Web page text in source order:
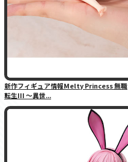
新作フィギュア情報Melty Princess 無職
転生III 〜異世...